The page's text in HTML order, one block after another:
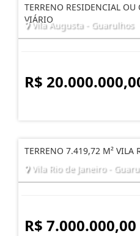
TERRENO RESIDENCIAL
VIÁRIO
Vila Augusta - Guarulhos
R$
TERRENO 7.419,72 M² VILA
Vila Rio de Janeiro -
R$ 7.000.000,00